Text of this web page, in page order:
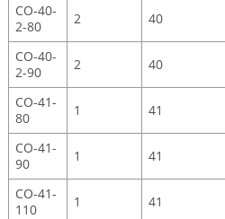
CO-40-
2-80
2 40
CO-40-
2-90
2 40
CO-41-
80
1 41
CO-41-
90
1 41
CO-41-
110
1 41